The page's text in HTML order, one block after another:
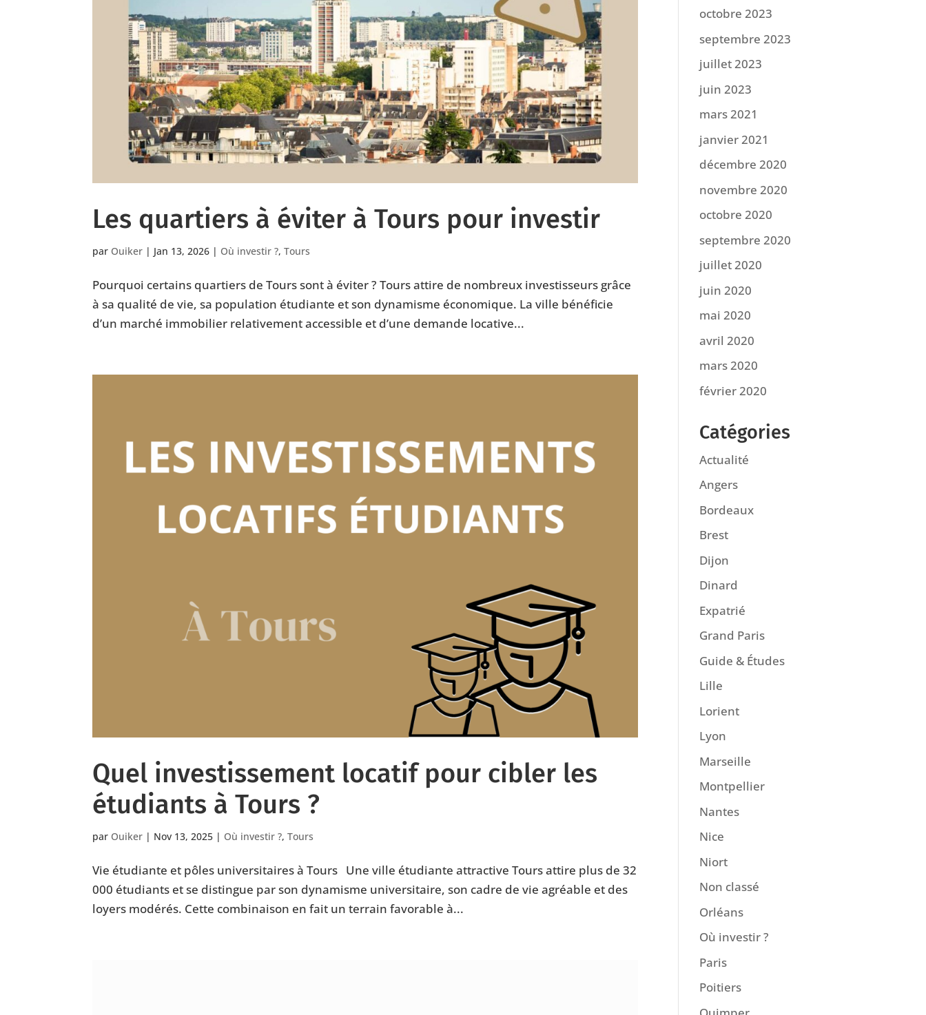
Les quartiers à éviter à Tours pour investir
par Ouiker | Jan 13, 2026 | Où investir ?,Tours
Pourquoi certains quartiers de Tours sont à éviter ? Tours attire de nombreux investisseurs grâce
à sa qualité de vie, sa population étudiante et son dynamisme économique. La ville bénéficie
d’un marché immobilier relativement accessible et d’une demande locative...
Quel investissement locatif pour cibler les
étudiants à Tours ?
par Ouiker | Nov 13, 2025 | Où investir ?,Tours
Vie étudiante et pôles universitaires à Tours Une ville étudiante attractive Tours attire plus de 32
000 étudiants et se distingue par son dynamisme universitaire, son cadre de vie agréable et des
loyers modérés. Cette combinaison en fait un terrain favorable à...
octobre 2023
septembre 2023
juillet 2023
juin 2023
mars 2021
janvier 2021
décembre 2020
novembre 2020
octobre 2020
septembre 2020
juillet 2020
juin 2020
mai 2020
avril 2020
mars 2020
février 2020
Catégories
Actualité
Angers
Bordeaux
Brest
Dijon
Dinard
Expatrié
Grand Paris
Guide & Études
Lille
Lorient
Lyon
Marseille
Montpellier
Nantes
Nice
Niort
Non classé
Orléans
Où investir ?
Paris
Poitiers